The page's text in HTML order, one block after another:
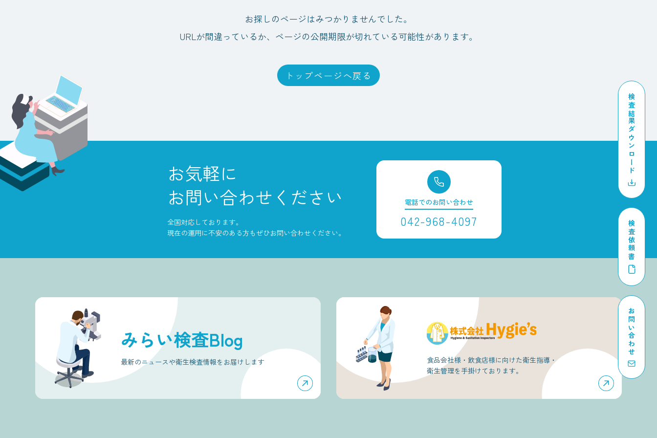
検査結果ダウンロード
検査依頼書
お問い合わせ
お探しのページはみつかりませんでした。
URLが間違っているか、ページの公開期限が切れている可能性があります。
トップページへ戻る
お気軽に
お問い合わせください
全国対応しております。
現在の運用に不安のある方もぜひお問い合わせください。
電話でのお問い合わせ
042-968-4097
みらい検査Blog
最新のニュースや衛生検査情報をお届けします
食品会社様・飲食店様に向けた衛生指導・
衛生管理を手掛けております。